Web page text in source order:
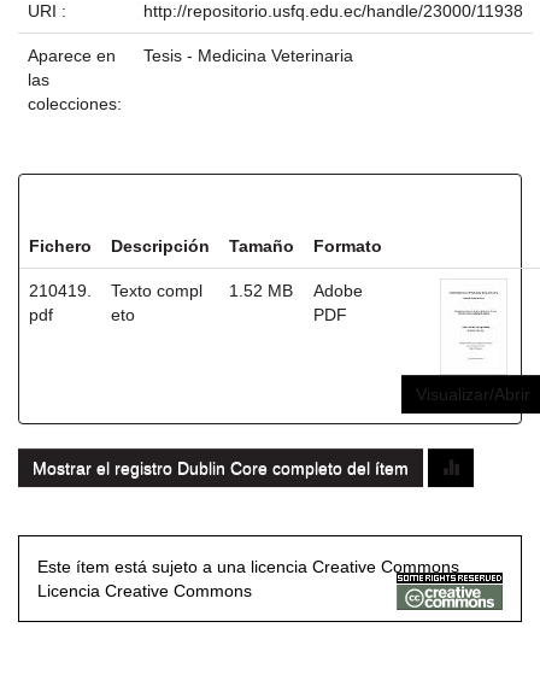
URI : http://repositorio.usfq.edu.ec/handle/23000/11938
Aparece en
las
colecciones:
Tesis - Medicina Veterinaria
Fichero Descripción Tamaño Formato
210419.
pdf
Texto compl
eto
1.52 MB
Adobe
PDF
Visualizar/Abrir
Mostrar el registro Dublin Core completo del ítem
Este ítem está sujeto a una licencia Creative Commons
Licencia Creative Commons